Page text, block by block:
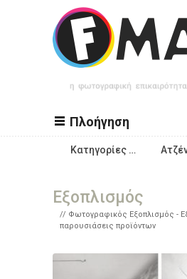
Παράκαμψη προς το κυρίως περιεχόμενο
Πλοήγηση
Κατηγορίες …
Εξοπλισμός
Φωτογραφικός Εξοπλισμός -
παρουσιάσεις προϊόντων